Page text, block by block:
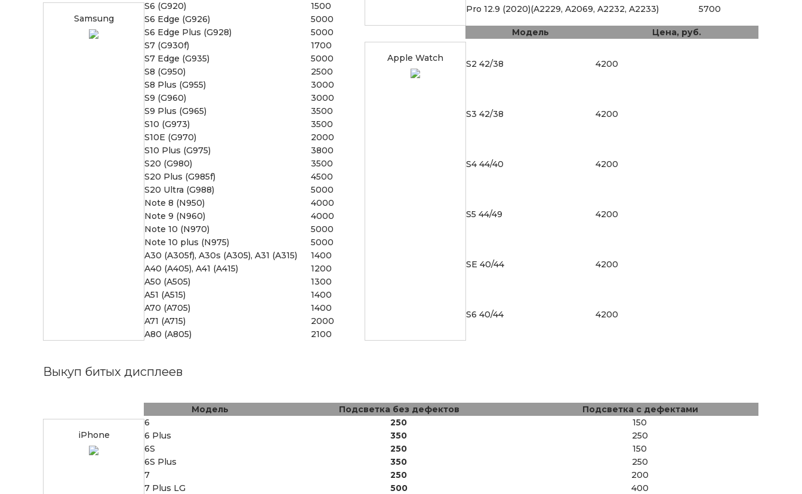
Samsung
S6 (G920)
1500
S6 Edge (G926)
5000
S6 Edge Plus (G928)
5000
S7 (G930f)
1700
S7 Edge (G935)
5000
S8 (G950)
2500
S8 Plus (G955)
3000
S9 (G960)
3000
S9 Plus (G965)
3500
S10 (G973)
3500
S10E (G970)
2000
S10 Plus (G975)
3800
S20 (G980)
3500
S20 Plus (G985f)
4500
S20 Ultra (G988)
5000
Note 8 (N950)
4000
Note 9 (N960)
4000
Note 10 (N970)
5000
Note 10 plus (N975)
5000
A30 (A305f), A30s (A305), A31 (A315)
1400
A40 (A405), A41 (A415)
1200
A50 (A505)
1300
A51 (A515)
1400
A70 (A705)
1400
A71 (A715)
2000
A80 (A805)
2100
Pro 12.9 (2020)(A2229, A2069, A2232, A2233) 5700
Apple Watch
Модель Цена, руб.
S2 42/38 4200
S3 42/38 4200
S4 44/40 4200
S5 44/49 4200
SE 40/44 4200
S6 40/44 4200
Выкуп битых дисплеев
iPhone
Модель Подсветка без дефектов
Подсветка с дефектами
6
250
150
6 Plus
350
250
6S
250
150
6S Plus
350
250
7
250
200
7 Plus LG
500
400